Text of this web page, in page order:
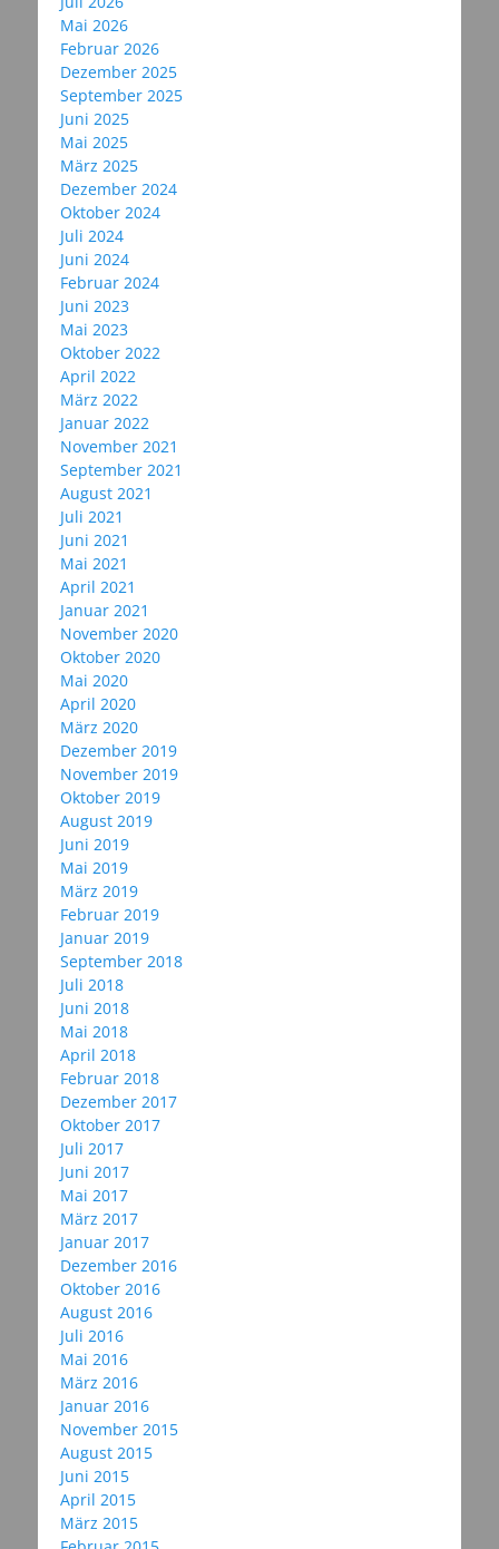
Mai 2026
Februar 2026
Dezember 2025
September 2025
Juni 2025
Mai 2025
März 2025
Dezember 2024
Oktober 2024
Juli 2024
Juni 2024
Februar 2024
Juni 2023
Mai 2023
Oktober 2022
April 2022
März 2022
Januar 2022
November 2021
September 2021
August 2021
Juli 2021
Juni 2021
Mai 2021
April 2021
Januar 2021
November 2020
Oktober 2020
Mai 2020
April 2020
März 2020
Dezember 2019
November 2019
Oktober 2019
August 2019
Juni 2019
Mai 2019
März 2019
Februar 2019
Januar 2019
September 2018
Juli 2018
Juni 2018
Mai 2018
April 2018
Februar 2018
Dezember 2017
Oktober 2017
Juli 2017
Juni 2017
Mai 2017
März 2017
Januar 2017
Dezember 2016
Oktober 2016
August 2016
Juli 2016
Mai 2016
März 2016
Januar 2016
November 2015
August 2015
Juni 2015
April 2015
März 2015